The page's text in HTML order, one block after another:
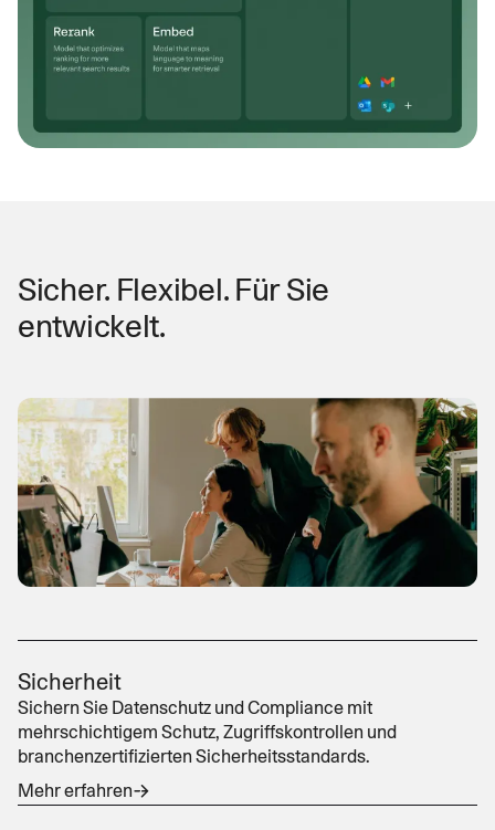
Sicher. Flexibel. Für Sie
entwickelt.
Sicherheit
Sichern Sie Datenschutz und Compliance mit
mehrschichtigem Schutz, Zugriffskontrollen und
branchenzertifizierten Sicherheitsstandards.
Mehr erfahren